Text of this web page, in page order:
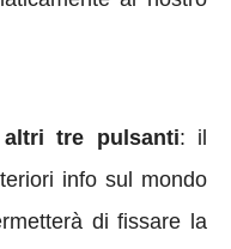
tre pulsanti: il
info sul mondo
di fissare la